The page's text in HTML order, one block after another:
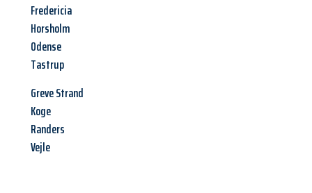
Fredericia
Horsholm
Odense
Tastrup
Greve Strand
Koge
Randers
Vejle